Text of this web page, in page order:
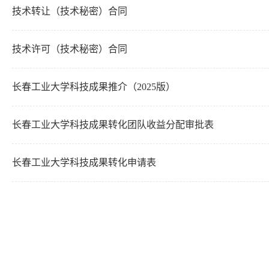
技术转让（技术秘密）合同
技术许可（技术秘密）合同
长春工业大学科技成果推介（2025版）
长春工业大学科技成果转化团队收益分配审批表
长春工业大学科技成果转化申请表